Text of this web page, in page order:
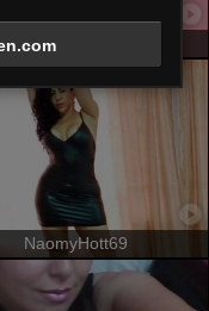
PaolaYKatty
NaomyHott69